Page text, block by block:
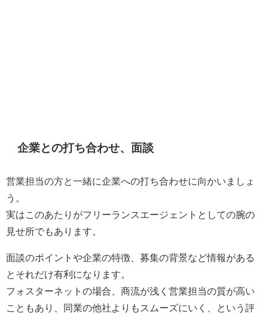
企業との打ち合わせ、面談
営業担当の方と一緒に企業への打ち合わせに向かいましょ
う。
実は このあたりがフリーランスエージェントとしての腕の
見せ所でもあります。
面談のポイントや企業の特徴、募集の背景など情報がある
とそれだけ有利になります。
フォスターネットの場合、 商流が浅く営業担当の質が高い
こともあり、同業の他社よりもスムーズにいく、という評